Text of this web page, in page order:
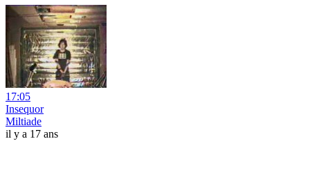
17:05
Insequor
Miltiade
il y a 17 ans